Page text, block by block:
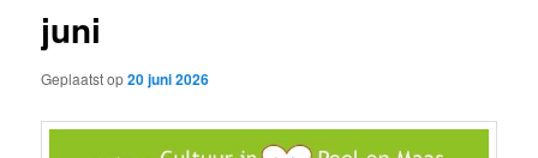
juni
Geplaatst op20 juni 2026